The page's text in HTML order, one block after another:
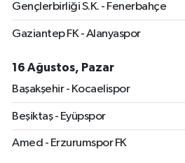
Gençlerbirliği S.K. - Fenerbahçe
Gaziantep FK - Alanyaspor
16 Ağustos, Pazar
Başakşehir - Kocaelispor
Beşiktaş - Eyüpspor
Amed - Erzurumspor FK